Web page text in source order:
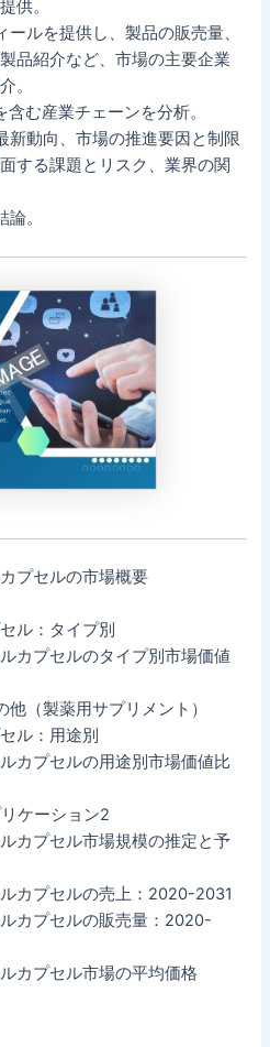
供。
ルを提供し、製品の販売量、
品紹介など、市場の主要企業
。
む産業チェーンを分析。
新動向、市場の推進要因と制限
する課題とリスク、業界の関
。
プセルの市場概要
ル：タイプ別
カプセルのタイプ別市場価値
（製薬用サプリメント）
ル：用途別
カプセルの用途別市場価値比
ケーション2
カプセル市場規模の推定と予
カプセルの売上：2020-2031
カプセルの販売量：2020-
カプセル市場の平均価格